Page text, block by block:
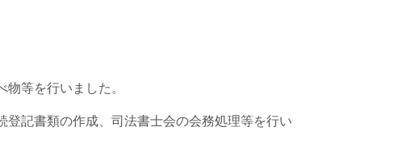
等を行いました。
記書類の作成、司法書士会の会務処理等を行い